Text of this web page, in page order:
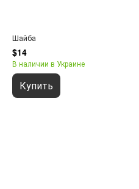
Шайба
$14
В наличии в Украине
Купить